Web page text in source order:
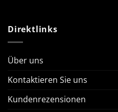
Direktlinks
Über uns
Kontaktieren Sie uns
Kundenrezensionen